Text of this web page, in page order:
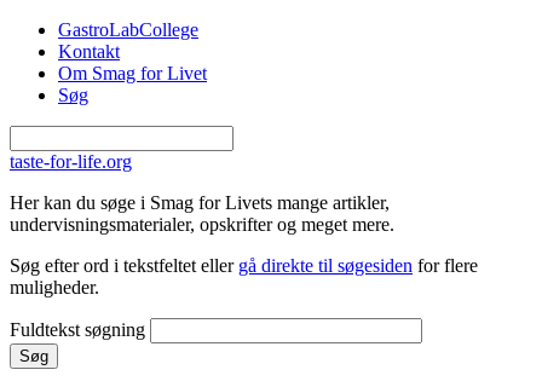
Gå til hovedindhold
GastroLabCollege
Kontakt
Om Smag for Livet
Søg
taste-for-life.org
Her kan du søge i Smag for Livets mange artikler,
undervisningsmaterialer, opskrifter og meget mere.
Søg efter ord i tekstfeltet eller gå direkte til søgesiden for flere
muligheder.
Fuldtekst søgning